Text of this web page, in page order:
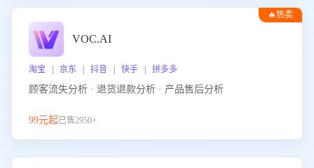
🔥热卖
VOC.AI
淘宝 | 京东 | 抖音 | 快手 | 拼多多
顾客流失分析 · 退货退款分析 · 产品售后分析
99元起已售2950+